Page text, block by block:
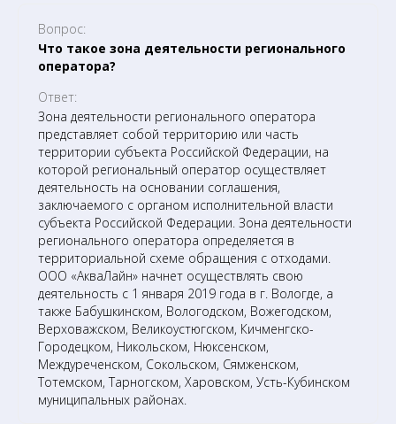
Вопрос:
Что такое зона деятельности регионального
оператора?
Ответ:
Зона деятельности регионального оператора
представляет собой территорию или часть
территории субъекта Российской Федерации, на
которой региональный оператор осуществляет
деятельность на основании соглашения,
заключаемого с органом исполнительной власти
субъекта Российской Федерации. Зона деятельности
регионального оператора определяется в
территориальной схеме обращения с отходами.
ООО «АкваЛайн» начнет осуществлять свою
деятельность с 1 января 2019 года в г. Вологде, а
также Бабушкинском, Вологодском, Вожегодском,
Верховажском, Великоустюгском, Кичменгско-
Городецком, Никольском, Нюксенском,
Междуреченском, Сокольском, Сямженском,
Тотемском, Тарногском, Харовском, Усть-Кубинском
муниципальных районах.